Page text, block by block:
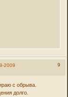
9
2009
с обрыва.
долго.